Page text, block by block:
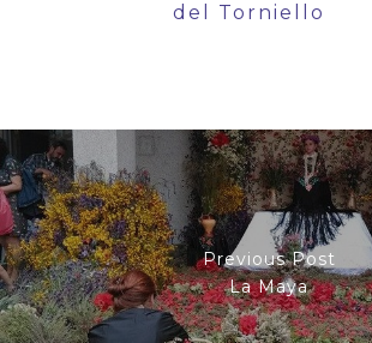
del Torniello
Previous Post
La Maya